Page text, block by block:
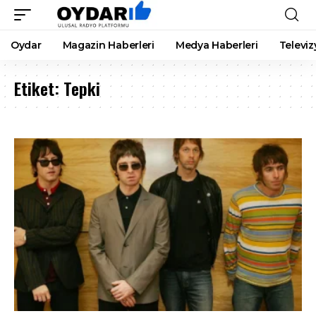
Oydar Magazin Haberleri Medya Haberleri
Etiket: Tepki